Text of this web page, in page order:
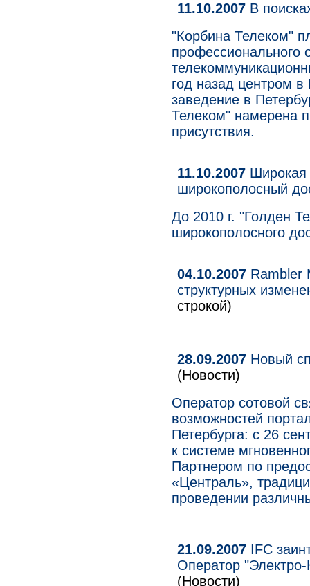
11.10.2007 В
"Корбина Телеком"
профессионального
год назад центром в
заведение в
Телеком" намерена
присутствия.
11.10.2007 Широкая
широкополосный
До 2010 г. "Голден
широкополосного
04.10.2007 Rambler
структурных
строкой)
28.09.2007 Новый
(Новости)
Оператор сотовой
возможностей
Петербурга: с 26
к системе
Партнером по
«Централь»,
проведении
21.09.2007 IFC
Оператор
(Новости)